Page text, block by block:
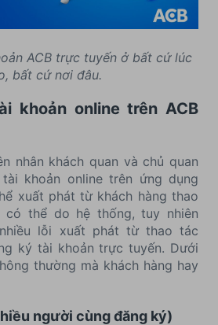
ACB trực tuyến ở bất cứ lúc
bất cứ nơi đâu.
khoản online trên ACB
nhân khách quan và chủ quan
khoản online trên ứng dụng
xuất phát từ khách hàng thao
có thể do hệ thống, tuy nhiên
lỗi xuất phát từ thao tác
ký tài khoản trực tuyến. Dưới
thường mà khách hàng hay
người cùng đăng ký)